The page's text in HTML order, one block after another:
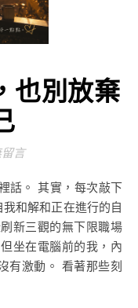
也別放棄
言
和解和正在進行的自
新三觀的無下限職場
坐在電腦前的我，內
有激動。 看著那些刻